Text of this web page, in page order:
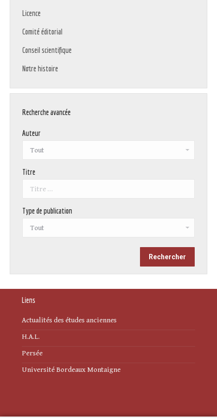
Licence
Comité éditorial
Conseil scientifique
Notre histoire
Recherche avancée
Auteur
Titre
Type de publication
Liens
Actualités des études anciennes
H.A.L.
Persée
Université Bordeaux Montaigne